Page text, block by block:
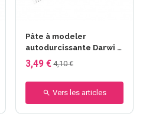
Pâte à modeler
autodurcissante Darwi -
Béton (gris) - 500 g
3,49 € 4,10 €
Vers les articles